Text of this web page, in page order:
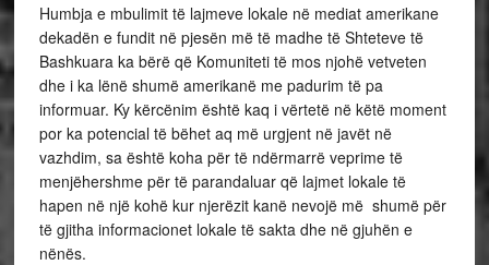
Humbja e mbulimit të lajmeve lokale në mediat amerikane
dekadën e fundit në pjesën më të madhe të Shteteve të
Bashkuara ka bërë që Komuniteti të mos njohë vetveten
dhe i ka lënë shumë amerikanë me padurim të pa
informuar. Ky kërcënim është kaq i vërtetë në këtë moment
por ka potencial të bëhet aq më urgjent në javët në
vazhdim, sa është koha për të ndërmarrë veprime të
menjëhershme për të parandaluar që lajmet lokale të
hapen në një kohë kur njerëzit kanë nevojë më shumë për
të gjitha informacionet lokale të sakta dhe në gjuhën e
nënës.